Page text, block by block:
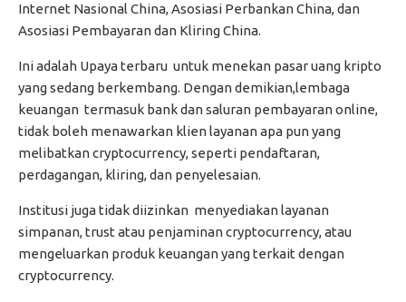
Internet Nasional China, Asosiasi Perbankan China, dan
Asosiasi Pembayaran dan Kliring China.
Ini adalah Upaya terbaru untuk menekan pasar uang kripto
yang sedang berkembang. Dengan demikian,lembaga
keuangan termasuk bank dan saluran pembayaran online,
tidak boleh menawarkan klien layanan apa pun yang
melibatkan cryptocurrency, seperti pendaftaran,
perdagangan, kliring, dan penyelesaian.
Institusi juga tidak diizinkan menyediakan layanan
simpanan, trust atau penjaminan cryptocurrency, atau
mengeluarkan produk keuangan yang terkait dengan
cryptocurrency.